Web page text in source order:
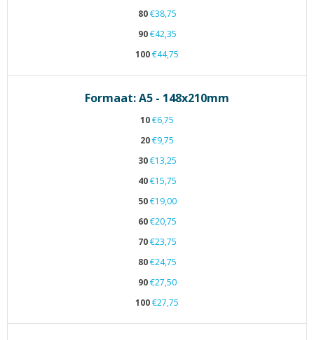
80€38,75
90€42,35
100€44,75
Formaat: A5 - 148x210mm
10€6,75
20€9,75
30€13,25
40€15,75
50€19,00
60€20,75
70€23,75
80€24,75
90€27,50
100€27,75